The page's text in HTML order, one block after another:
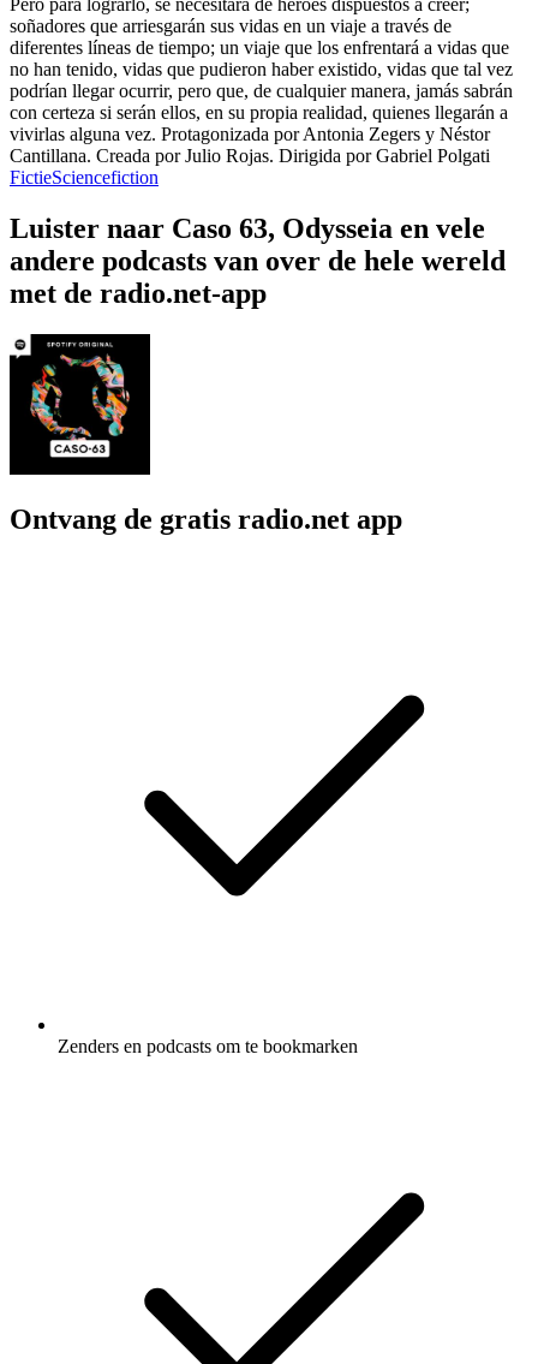
Pero para lograrlo, se necesitará de héroes dispuestos a creer;
soñadores que arriesgarán sus vidas en un viaje a través de
diferentes líneas de tiempo; un viaje que los enfrentará a vidas que
no han tenido, vidas que pudieron haber existido, vidas que tal vez
podrían llegar ocurrir, pero que, de cualquier manera, jamás sabrán
con certeza si serán ellos, en su propia realidad, quienes llegarán a
vivirlas alguna vez. Protagonizada por Antonia Zegers y Néstor
Cantillana. Creada por Julio Rojas. Dirigida por Gabriel Polgati
FictieSciencefiction
Luister naar Caso 63, Odysseia en vele
andere podcasts van over de hele wereld
met de radio.net-app
Ontvang de gratis radio.net app
Zenders en podcasts om te bookmarken